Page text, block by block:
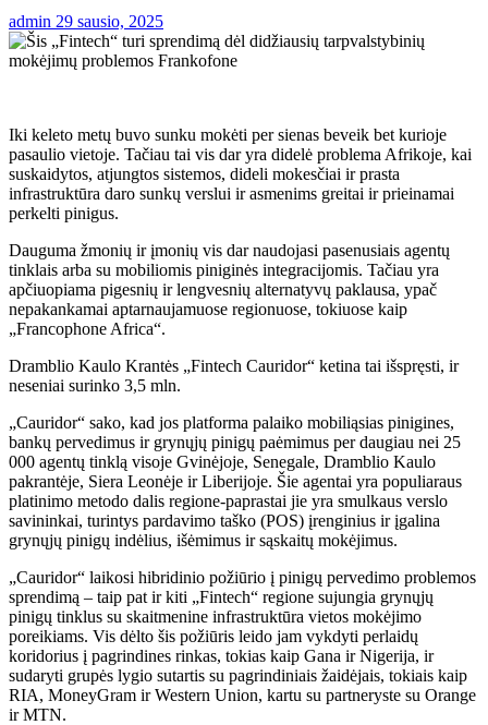
admin 29 sausio, 2025
Iki keleto metų buvo sunku mokėti per sienas beveik bet kurioje
pasaulio vietoje. Tačiau tai vis dar yra didelė problema Afrikoje, kai
suskaidytos, atjungtos sistemos, dideli mokesčiai ir prasta
infrastruktūra daro sunkų verslui ir asmenims greitai ir prieinamai
perkelti pinigus.
Dauguma žmonių ir įmonių vis dar naudojasi pasenusiais agentų
tinklais arba su mobiliomis piniginės integracijomis. Tačiau yra
apčiuopiama pigesnių ir lengvesnių alternatyvų paklausa, ypač
nepakankamai aptarnaujamuose regionuose, tokiuose kaip
„Francophone Africa“.
Dramblio Kaulo Krantės „Fintech Cauridor“ ketina tai išspręsti, ir
neseniai surinko 3,5 mln.
„Cauridor“ sako, kad jos platforma palaiko mobiliąsias pinigines,
bankų pervedimus ir grynųjų pinigų paėmimus per daugiau nei 25
000 agentų tinklą visoje Gvinėjoje, Senegale, Dramblio Kaulo
pakrantėje, Siera Leonėje ir Liberijoje. Šie agentai yra populiaraus
platinimo metodo dalis regione-paprastai jie yra smulkaus verslo
savininkai, turintys pardavimo taško (POS) įrenginius ir įgalina
grynųjų pinigų indėlius, išėmimus ir sąskaitų mokėjimus.
„Cauridor“ laikosi hibridinio požiūrio į pinigų pervedimo problemos
sprendimą – taip pat ir kiti „Fintech“ regione sujungia grynųjų
pinigų tinklus su skaitmenine infrastruktūra vietos mokėjimo
poreikiams. Vis dėlto šis požiūris leido jam vykdyti perlaidų
koridorius į pagrindines rinkas, tokias kaip Gana ir Nigerija, ir
sudaryti grupės lygio sutartis su pagrindiniais žaidėjais, tokiais kaip
RIA, MoneyGram ir Western Union, kartu su partneryste su Orange
ir MTN.